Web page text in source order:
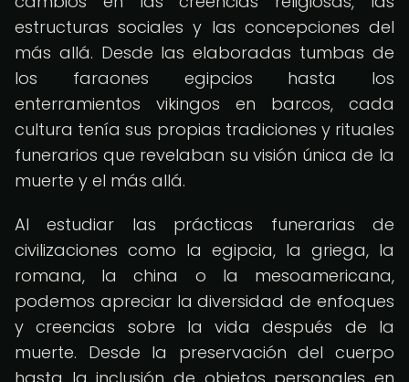
estructuras sociales y las concepciones del
más allá. Desde las elaboradas tumbas de
los faraones egipcios hasta los
enterramientos vikingos en barcos, cada
cultura tenía sus propias tradiciones y rituales
funerarios que revelaban su visión única de la
muerte y el más allá.
Al estudiar las prácticas funerarias de
civilizaciones como la egipcia, la griega, la
romana, la china o la mesoamericana,
podemos apreciar la diversidad de enfoques
y creencias sobre la vida después de la
muerte. Desde la preservación del cuerpo